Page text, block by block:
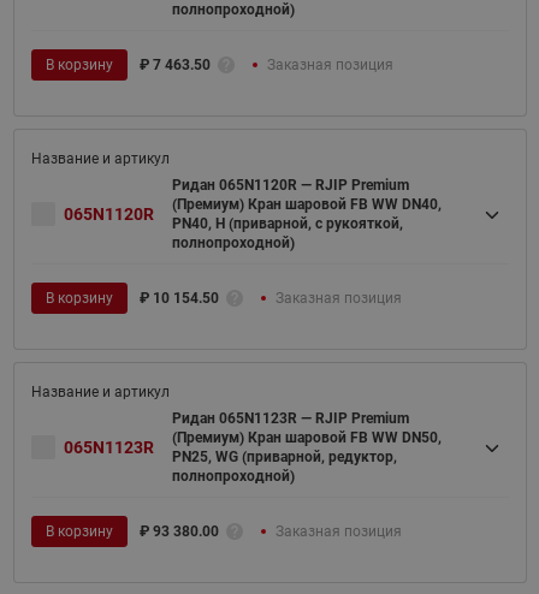
полнопроходной)
В корзину ₽ 7 463.50 Заказная позиция
065N1120R
Ридан 065N1120R — RJIP Premium
(Премиум) Кран шаровой FB WW DN40,
PN40, H (приварной, с рукояткой,
полнопроходной)
В корзину ₽ 10 154.50 Заказная позиция
065N1123R
Ридан 065N1123R — RJIP Premium
(Премиум) Кран шаровой FB WW DN50,
PN25, WG (приварной, редуктор,
полнопроходной)
В корзину ₽ 93 380.00 Заказная позиция